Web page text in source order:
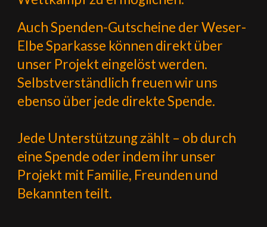
Auch Spenden-Gutscheine der Weser-
Elbe Sparkasse können direkt über
unser Projekt eingelöst werden.
Selbstverständlich freuen wir uns
ebenso über jede direkte Spende.
Jede Unterstützung zählt – ob durch
eine Spende oder indem ihr unser
Projekt mit Familie, Freunden und
Bekannten teilt.